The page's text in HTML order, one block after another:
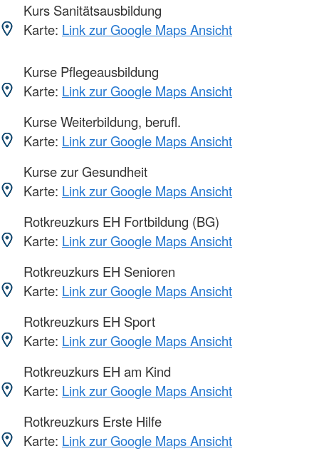
Kurs Sanitätsausbildung
Karte: Link zur Google Maps Ansicht
Kurse Pflegeausbildung
Karte: Link zur Google Maps Ansicht
Kurse Weiterbildung, berufl.
Karte: Link zur Google Maps Ansicht
Kurse zur Gesundheit
Karte: Link zur Google Maps Ansicht
Rotkreuzkurs EH Fortbildung (BG)
Karte: Link zur Google Maps Ansicht
Rotkreuzkurs EH Senioren
Karte: Link zur Google Maps Ansicht
Rotkreuzkurs EH Sport
Karte: Link zur Google Maps Ansicht
Rotkreuzkurs EH am Kind
Karte: Link zur Google Maps Ansicht
Rotkreuzkurs Erste Hilfe
Karte: Link zur Google Maps Ansicht